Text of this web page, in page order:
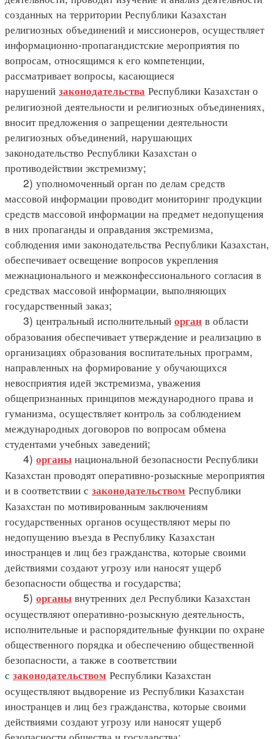
созданных на территории Республики Казахстан
религиозных объединений и миссионеров, осуществляет
информационно-пропагандистские мероприятия по
вопросам, относящимся к его компетенции,
рассматривает вопросы, касающиеся
нарушений законодательства Республики Казахстан о
религиозной деятельности и религиозных объединениях,
вносит предложения о запрещении деятельности
религиозных объединений, нарушающих
законодательство Республики Казахстан о
противодействии экстремизму;
2) уполномоченный орган по делам средств
массовой информации проводит мониторинг продукции
средств массовой информации на предмет недопущения
в них пропаганды и оправдания экстремизма,
соблюдения ими законодательства Республики Казахстан,
обеспечивает освещение вопросов укрепления
межнационального и межконфессионального согласия в
средствах массовой информации, выполняющих
государственный заказ;
3) центральный исполнительный орган в области
образования обеспечивает утверждение и реализацию в
организациях образования воспитательных программ,
направленных на формирование у обучающихся
невосприятия идей экстремизма, уважения
общепризнанных принципов международного права и
гуманизма, осуществляет контроль за соблюдением
международных договоров по вопросам обмена
студентами учебных заведений;
4) органы национальной безопасности Республики
Казахстан проводят оперативно-розыскные мероприятия
и в соответствии с законодательством Республики
Казахстан по мотивированным заключениям
государственных органов осуществляют меры по
недопущению въезда в Республику Казахстан
иностранцев и лиц без гражданства, которые своими
действиями создают угрозу или наносят ущерб
безопасности общества и государства;
5) органы внутренних дел Республики Казахстан
осуществляют оперативно-розыскную деятельность,
исполнительные и распорядительные функции по охране
общественного порядка и обеспечению общественной
безопасности, а также в соответствии
с законодательством Республики Казахстан
осуществляют выдворение из Республики Казахстан
иностранцев и лиц без гражданства, которые своими
действиями создают угрозу или наносят ущерб